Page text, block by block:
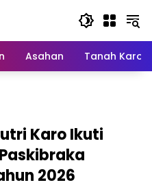
Asahan Tanah Karo
Karo Ikuti
2026